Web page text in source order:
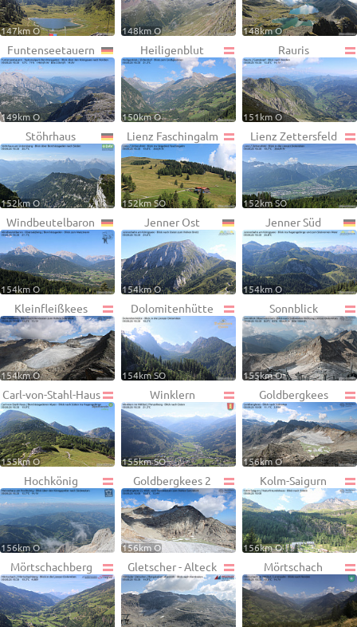
147km O 148km O 148km O
Funtenseetauern
149km O
Heiligenblut
150km O
Rauris
151km O
Stöhrhaus
152km O
Lienz Faschingalm
152km SO
Lienz Zettersfeld
152km SO
Windbeutelbaron
154km O
Jenner Ost
154km O
Jenner Süd
154km O
Kleinfleißkees
154km O
Dolomitenhütte
154km SO
Sonnblick
155km O
Carl-von-Stahl-Haus
155km O
Winklern
155km SO
Goldbergkees
156km O
Hochkönig
156km O
Goldbergkees 2
156km O
Kolm-Saigurn
156km O
Mörtschachberg Gletscher - Alteck Mörtschach